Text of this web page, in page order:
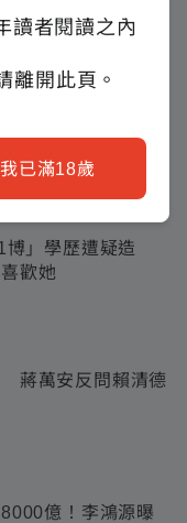
持度全面居首
」學歷遭疑造
歡她
蔣萬安反問賴清德
億！李鴻源曝
讀者閱讀之內
離開此頁。
我已滿18歲